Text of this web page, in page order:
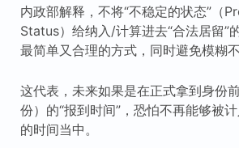
内政部解释，不将“不稳定的状态”（
Status）给纳入/计算进去“合法居留”
最简单又合理的方式，同时避免模糊不
这代表，未来如果是在正式拿到身份
份）的“报到时间”，恐怕不再能够被
的时间当中。